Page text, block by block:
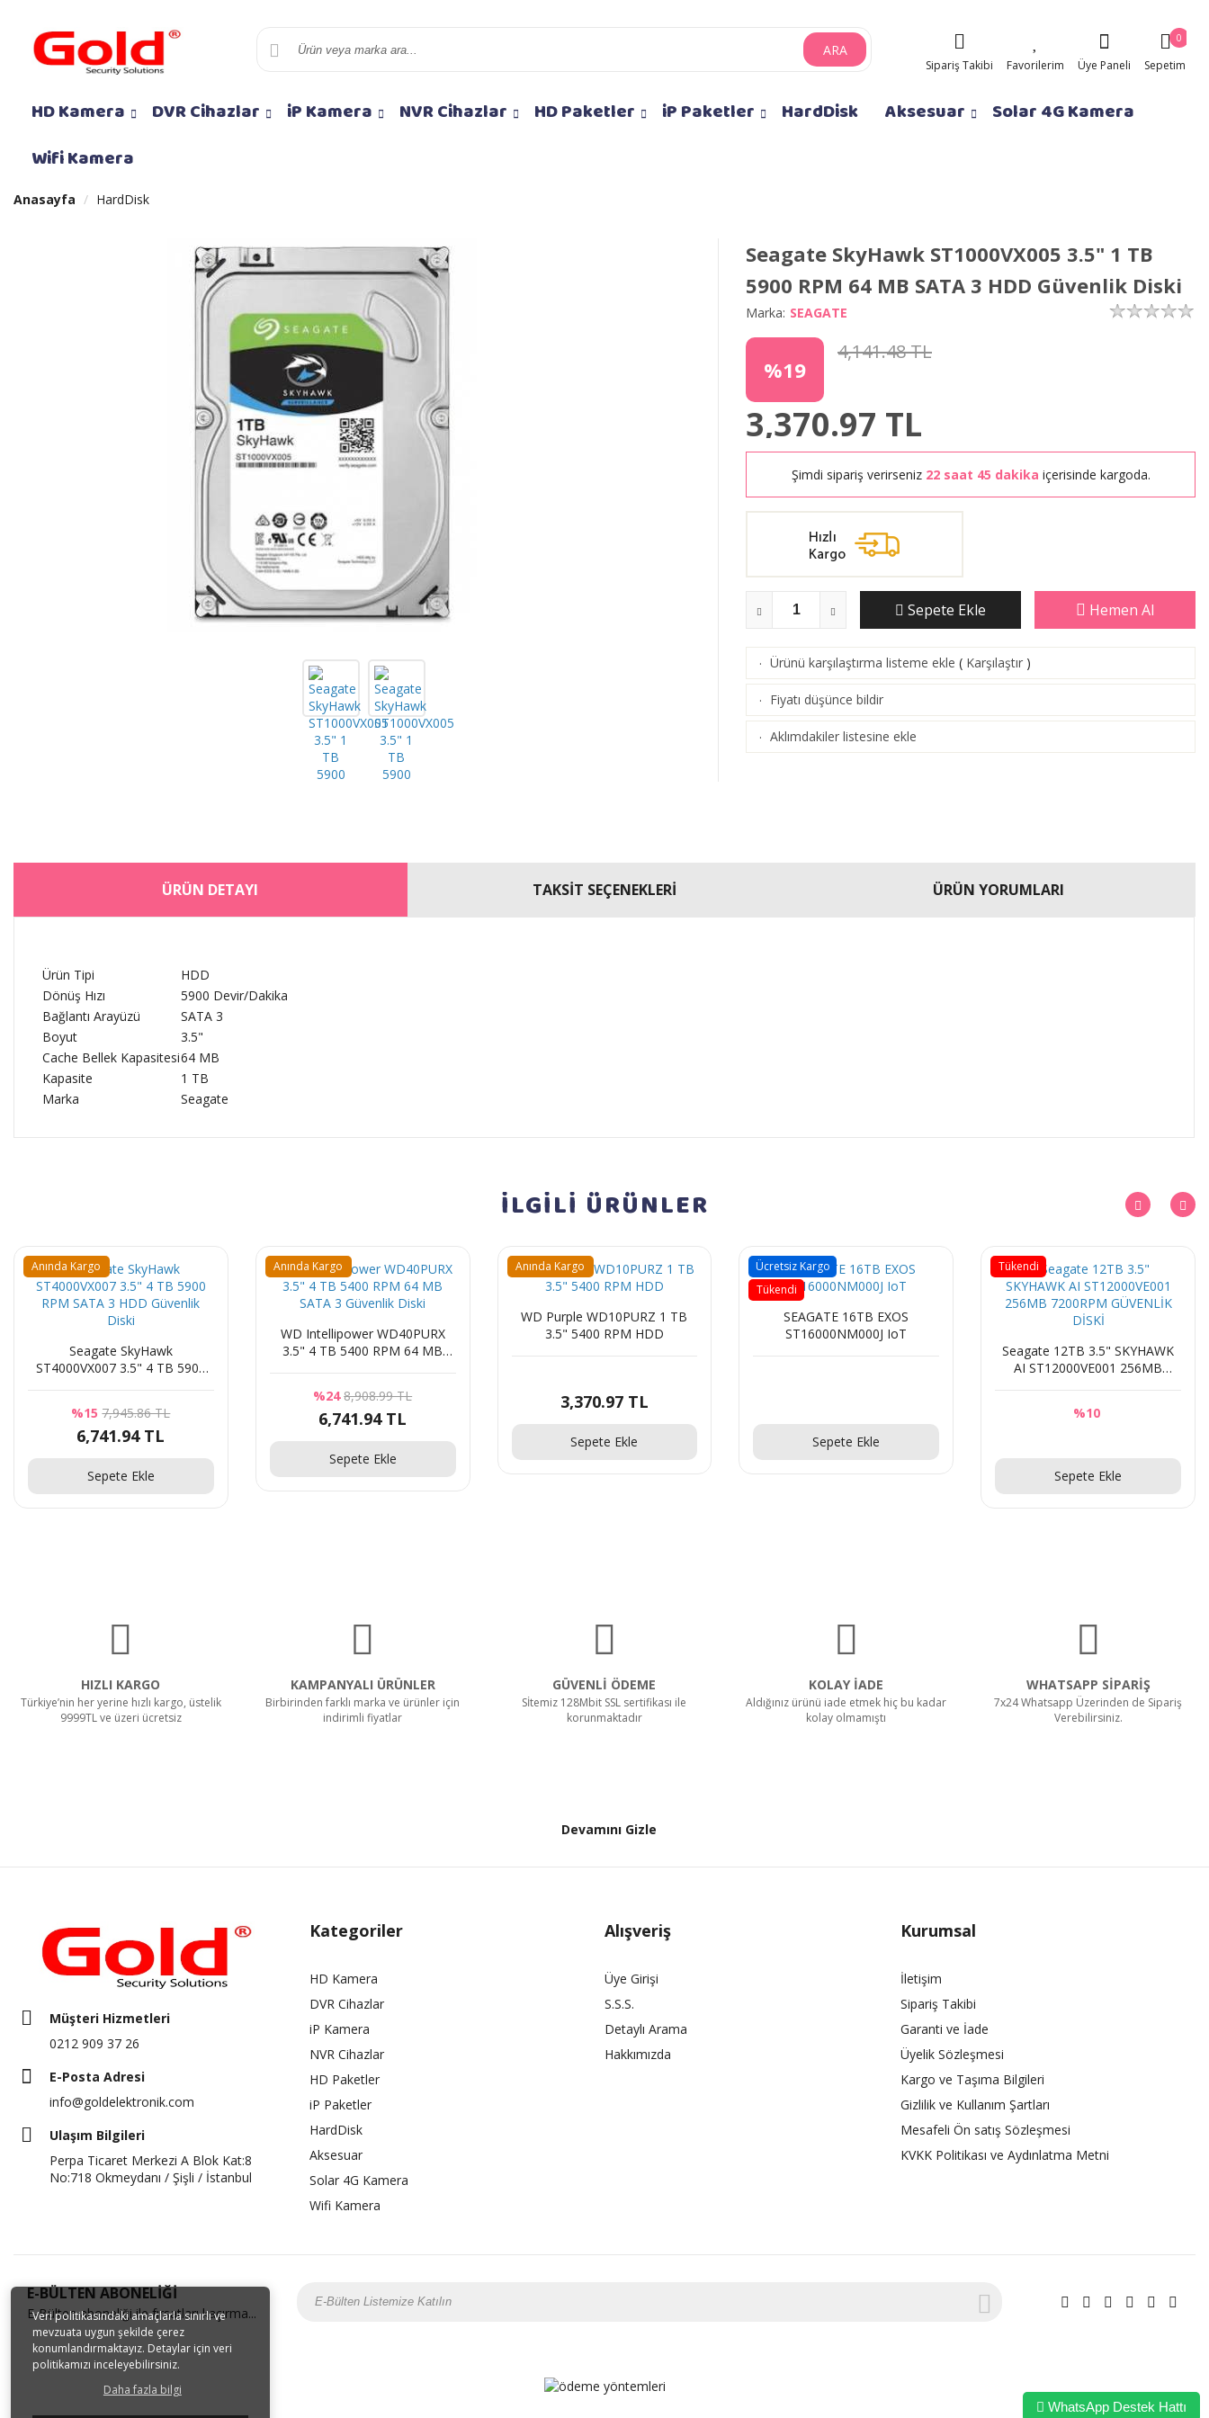
Veri politikasındaki amaçlarla sınırlı ve
mevzuata uygun şekilde çerez
konumlandırmaktayız. Detaylar için veri
politikamızı inceleyebilirsiniz.
Daha fazla bilgi
ARA
Sipariş Takibi Favorilerim Üye Paneli Sepetim
0
HD Kamera DVR Cihazlar iP Kamera NVR Cihazlar HD Paketler iP Paketler HardDisk Aksesuar
Solar 4G Kamera
Wifi Kamera
Anasayfa HardDisk
Seagate SkyHawk ST1000VX005 3.5" 1 TB
5900 RPM 64 MB SATA 3 HDD Güvenlik Diski
Marka: SEAGATE
%19
4,141.48 TL
3,370.97 TL
Şimdi sipariş verirseniz 22 saat 45 dakika içerisinde kargoda.
Sepete Ekle Hemen Al
· Ürünü karşılaştırma listeme ekle ( Karşılaştır )
· Fiyatı düşünce bildir
· Aklımdakiler listesine ekle
ÜRÜN DETAYI TAKSİT SEÇENEKLERİ ÜRÜN YORUMLARI
Ürün Tipi
HDD
Dönüş Hızı
5900 Devir/Dakika
Bağlantı Arayüzü
SATA 3
Boyut
3.5"
Cache Bellek Kapasitesi64 MB
Kapasite
1 TB
Marka
Seagate
İLGİLİ ÜRÜNLER
Seagate SkyHawk
ST4000VX007 3.5" 4 TB 5900
%15 7,945.86 TL
6,741.94 TL
Anında Kargo
Sepete Ekle
WD Intellipower WD40PURX
3.5" 4 TB 5400 RPM 64 MB
%24 8,908.99 TL
6,741.94 TL
Anında Kargo
Sepete Ekle
WD Purple WD10PURZ 1 TB
3.5" 5400 RPM HDD
3,370.97 TL
Anında Kargo
Sepete Ekle
SEAGATE 16TB EXOS
ST16000NM000J IoT
Ücretsiz Kargo
Tükendi
Sepete Ekle
Seagate 12TB 3.5" SKYHAWK
AI ST12000VE001 256MB
%10
Tükendi
Sepete Ekle
HIZLI KARGO
Türkiye’nin her yerine hızlı kargo, üstelik
9999TL ve üzeri ücretsiz
KAMPANYALI ÜRÜNLER
Birbirinden farklı marka ve ürünler için
indirimli fiyatlar
GÜVENLİ ÖDEME
Sİtemiz 128Mbit SSL sertifikası ile
korunmaktadır
KOLAY İADE
Aldığınız ürünü iade etmek hiç bu kadar
kolay olmamıştı
WHATSAPP SİPARİŞ
7x24 Whatsapp Üzerinden de Sipariş
Verebilirsiniz.
Devamını Gizle
Müşteri Hizmetleri
0212 909 37 26
E-Posta Adresi
info@goldelektronik.com
Ulaşım Bilgileri
Perpa Ticaret Merkezi A Blok Kat:8
No:718 Okmeydanı / Şişli / İstanbul
Kategoriler
HD Kamera
DVR Cihazlar
iP Kamera
NVR Cihazlar
HD Paketler
iP Paketler
HardDisk
Aksesuar
Solar 4G Kamera
Wifi Kamera
Alışveriş
Üye Girişi
S.S.S.
Detaylı Arama
Hakkımızda
Kurumsal
İletişim
Sipariş Takibi
Garanti ve İade
Üyelik Sözleşmesi
Kargo ve Taşıma Bilgileri
Gizlilik ve Kullanım Şartları
Mesafeli Ön satış Sözleşmesi
KVKK Politikası ve Aydınlatma Metni
E-BÜLTEN ABONELİĞİ
E-Bülten aboneliği ile fırsatları kaçırma...
WhatsApp Destek Hattı